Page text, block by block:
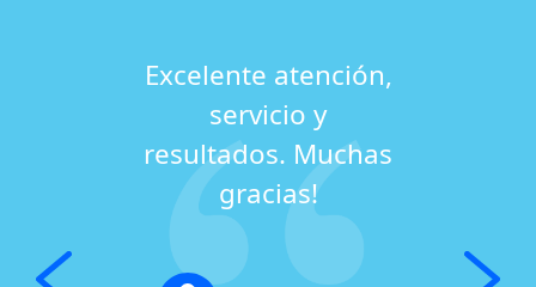
Excelente atención,
servicio y
resultados. Muchas
gracias!